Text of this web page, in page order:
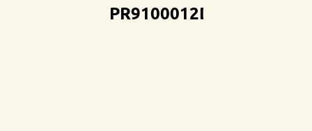
PR9100012D